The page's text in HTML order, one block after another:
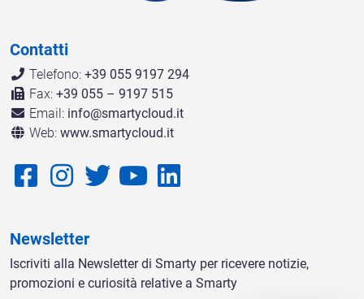
Contatti
Telefono: +39 055 9197 294
Fax: +39 055 – 9197 515
Email: info@smartycloud.it
Web: www.smartycloud.it
Newsletter
Iscriviti alla Newsletter di Smarty per ricevere notizie,
promozioni e curiosità relative a Smarty